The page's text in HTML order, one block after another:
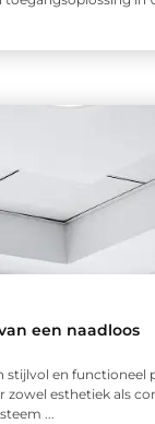
een naadloos
stijlvol en functioneel
zowel esthetiek als
...